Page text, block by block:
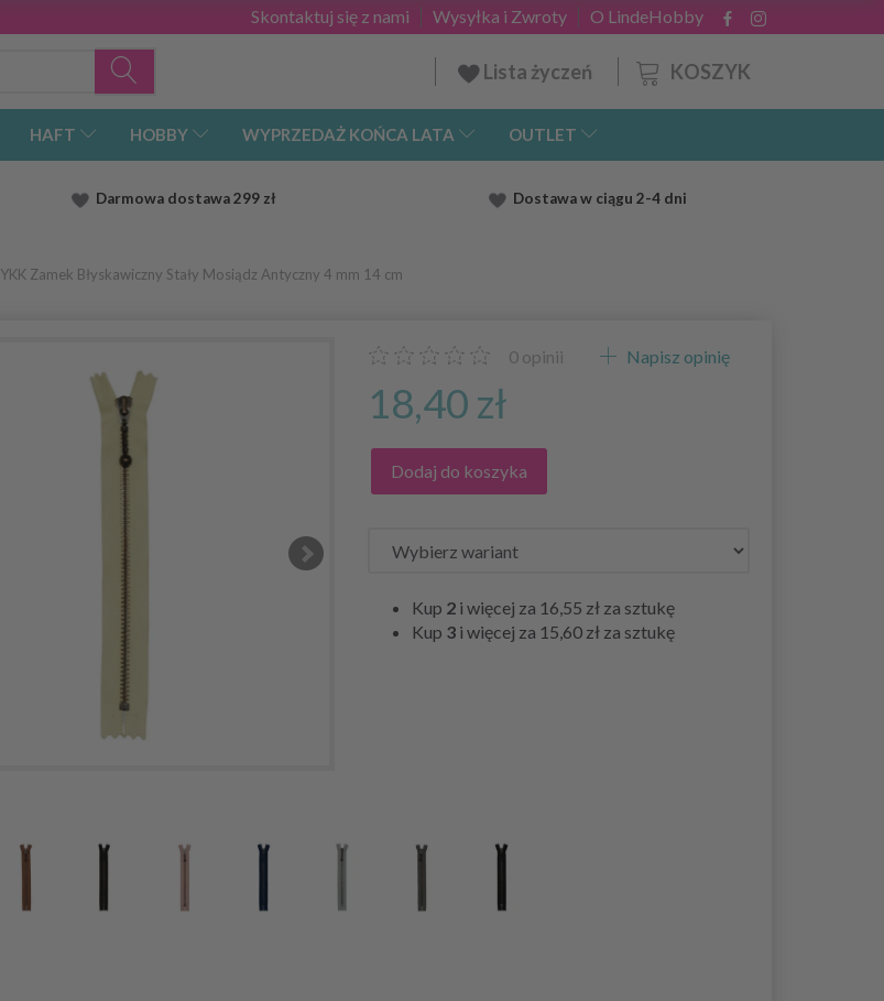
O LindeHobby
Wysyłka i Zwroty
Skontaktuj się z nami
KOSZYK
Lista życzeń
HAFT HOBBY WYPRZEDAŻ KOŃCA LATA OUTLET
Darmowa dostawa299 zł Dostawaw ciągu 2-4 dni
YKK Zamek Błyskawiczny Stały Mosiądz Antyczny 4 mm 14 cm
0 opinii Napisz opinię
18,40 zł
Dodaj do koszyka
Kup 2 i więcej za 16,55 zł za sztukę
Kup 3 i więcej za 15,60 zł za sztukę